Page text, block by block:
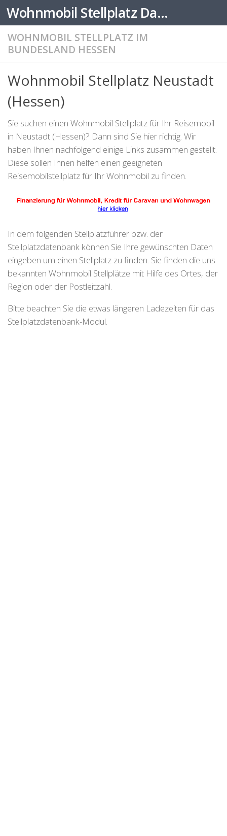
Zum Inhalt springen Wohnmobil Stellplatz Datenbank
WOHNMOBIL STELLPLATZ IM
BUNDESLAND HESSEN
Wohnmobil Stellplatz Neustadt
(Hessen)
Sie suchen einen Wohnmobil Stellplatz für Ihr Reisemobil
in Neustadt (Hessen)? Dann sind Sie hier richtig. Wir
haben Ihnen nachfolgend einige Links zusammen gestellt.
Diese sollen Ihnen helfen einen geeigneten
Reisemobilstellplatz für Ihr Wohnmobil zu finden.
In dem folgenden Stellplatzführer bzw. der
Stellplatzdatenbank können Sie Ihre gewünschten Daten
eingeben um einen Stellplatz zu finden. Sie finden die uns
bekannten Wohnmobil Stellplätze mit Hilfe des Ortes, der
Region oder der Postleitzahl.
Bitte beachten Sie die etwas längeren Ladezeiten für das
Stellplatzdatenbank-Modul.